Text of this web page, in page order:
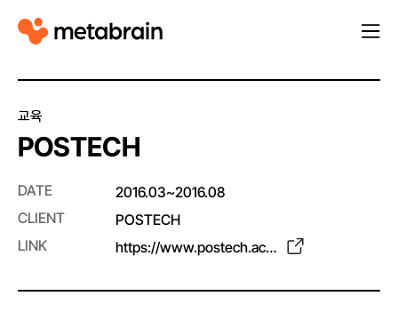
M
t
b
i
n
열
교육
POSTECH
DATE
2016.03~2016.08
CLIENT
POSTECH
LINK
https://www.postech.ac.kr/